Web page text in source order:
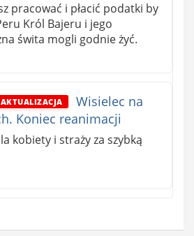
pracować i płacić podatki by
Król Bajeru i jego
świta mogli godnie żyć.
AKTUALIZACJA
Wisielec na
Koniec reanimacji
kobiety i straży za szybką